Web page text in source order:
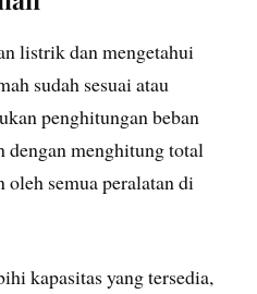
listrik dan mengetahui
sudah sesuai atau
penghitungan beban
dengan menghitung total
semua peralatan di
kapasitas yang tersedia,